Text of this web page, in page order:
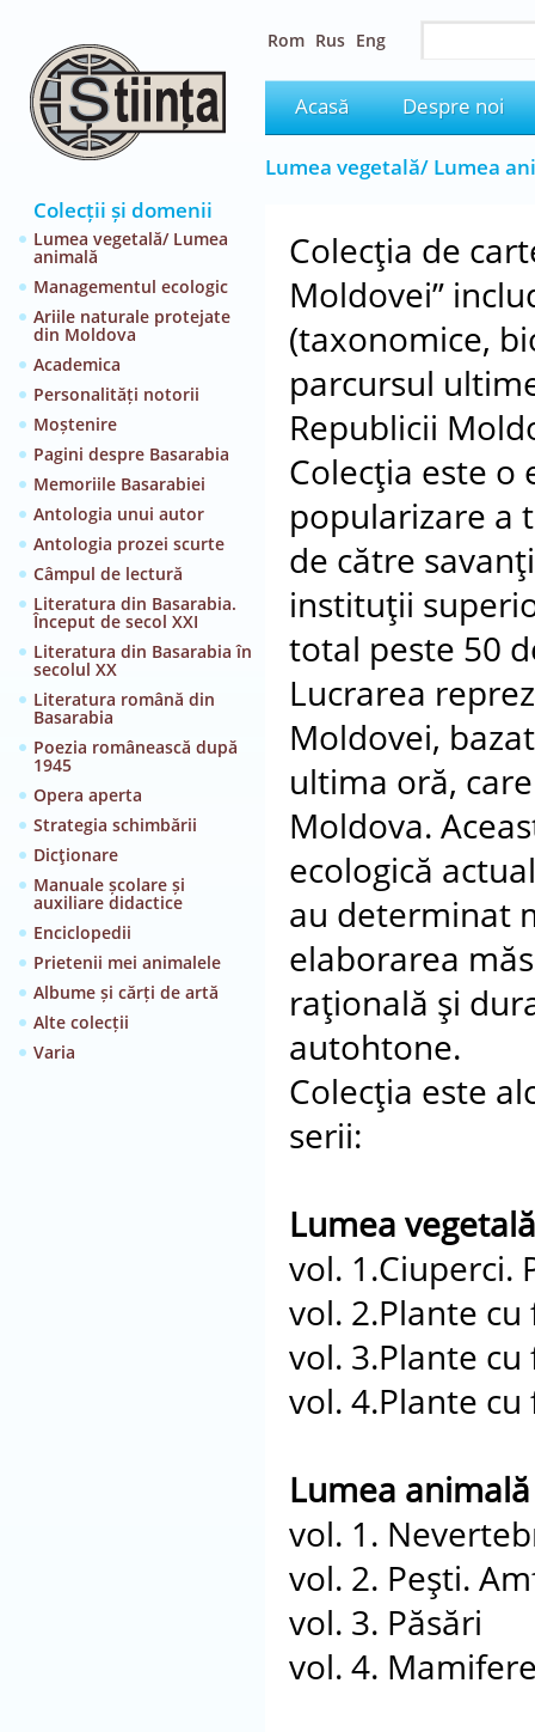
Colecții și domenii
Lumea vegetală/ Lumea
animală
Managementul ecologic
Ariile naturale protejate
din Moldova
Academica
Personalități notorii
Moștenire
Pagini despre Basarabia
Memoriile Basarabiei
Antologia unui autor
Antologia prozei scurte
Câmpul de lectură
Literatura din Basarabia.
Început de secol XXI
Literatura din Basarabia în
secolul XX
Literatura română din
Basarabia
Poezia românească după
1945
Opera aperta
Strategia schimbării
Dicţionare
Manuale școlare și
auxiliare didactice
Enciclopedii
Prietenii mei animalele
Albume și cărți de artă
Alte colecții
Varia
Rom Rus Eng
Acasă Despre noi
Lumea vegetală/ Lumea
Colecţia de
Moldovei”
(taxonomice,
parcursul
Republicii
Colecţia este o
popularizare a
de către
instituţii
total peste 50
Lucrarea
Moldovei,
ultima oră,
Moldova.
ecologică
au determinat
elaborarea
raţională şi
autohtone.
Colecţia este
serii:
Lumea
vol. 1.Ciuperci.
vol. 2.Plante
vol. 3.Plante
vol. 4.Plante
Lumea
vol. 1.
vol. 2. Peşti.
vol. 3. Păsări
vol. 4.